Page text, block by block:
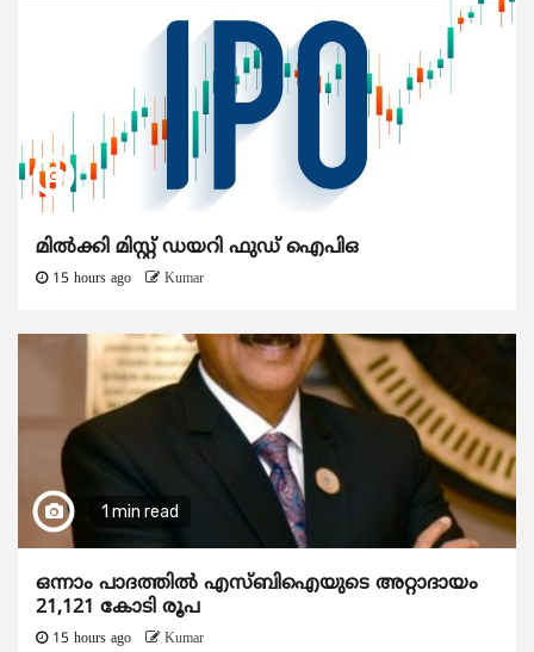
മിൽക്കി മിസ്റ്റ് ഡയറി ഫുഡ് ഐപിഒ
15 hours ago Kumar
1 min read
ഒന്നാം പാദത്തിൽ എസ്ബിഐയുടെ അറ്റാദായം
21,121 കോടി രൂപ
15 hours ago Kumar